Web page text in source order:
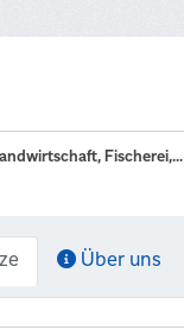
Fischerei,...
Über uns